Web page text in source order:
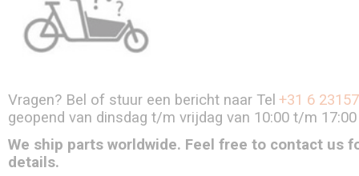
Vragen? Bel of stuur een bericht naar Tel +31 6
geopend van dinsdag t/m vrijdag van 10:00 t/m
We ship parts worldwide. Feel free to contact us
details.